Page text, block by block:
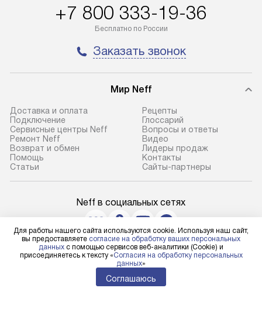
+7 800 333-19-36
Бесплатно по России
Заказать звонок
Мир Neff
Доставка и оплата
Подключение
Сервисные центры Neff
Ремонт Neff
Возврат и обмен
Помощь
Статьи
Рецепты
Глоссарий
Вопросы и ответы
Видео
Лидеры продаж
Контакты
Сайты-партнеры
Neff в социальных сетях
Для физических лиц
shop@neff-centre.ru
business@kvalitet.company
Для работы нашего сайта используются cookie. Используя наш сайт,
вы предоставляете согласие на обработку ваших персональных
данных с помощью сервисов веб-аналитики (Cookie) и
присоединяетесь к тексту «Согласия на обработку персональных
данных»
Соглашаюсь